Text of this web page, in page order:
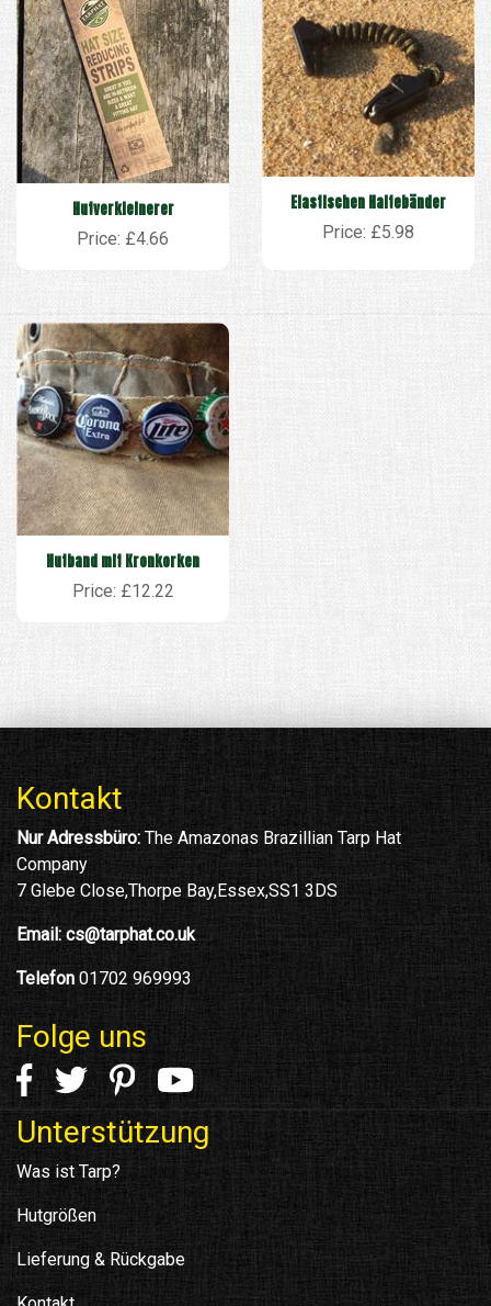
Hutverkleinerer
Price: £4.66
Elastischen Haltebänder
Price: £5.98
Hutband mit Kronkorken
Price: £12.22
Kontakt
Nur Adressbüro: The Amazonas Brazillian Tarp Hat
Company
7 Glebe Close,Thorpe Bay,Essex,SS1 3DS
Email:cs@tarphat.co.uk
Telefon 01702 969993
Folge uns
Unterstützung
Was ist Tarp?
Hutgrößen
Lieferung & Rückgabe